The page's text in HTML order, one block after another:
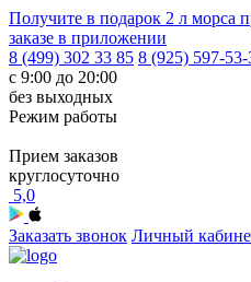
Получите в подарок 2 л морса
заказе в приложении
8 (499) 302 33 85 8 (925) 597-53-
с 9:00 до 20:00
без выходных
Режим работы
Прием заказов
круглосуточно
5,0
Заказать звонок Личный